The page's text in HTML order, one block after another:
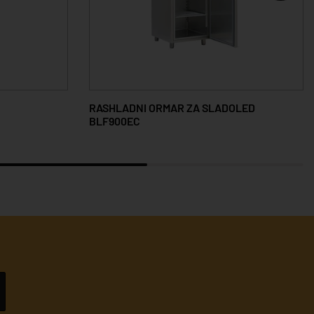
RASHLADNI ORMAR ZA SLADOLED
BLF900EC